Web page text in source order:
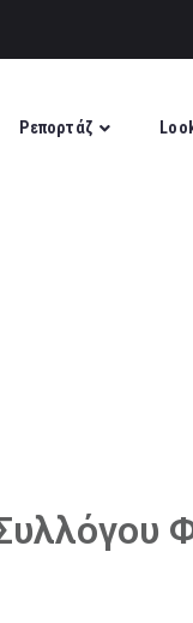
Ρεπορτάζ